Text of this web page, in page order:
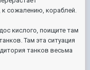
к сожалению, кораблей.
кислого, поищите там
Там эта ситуация
танков весьма